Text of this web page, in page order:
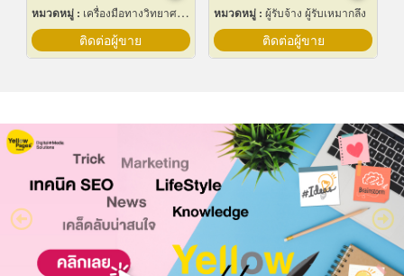
หมวดหมู่ : เครื่องมือทางวิทยาศาสตร์
ติดต่อผู้ขาย
หมวดหมู่ : ผู้รับจ้าง ผู้รับเหมากลึง
ติดต่อผู้ขาย